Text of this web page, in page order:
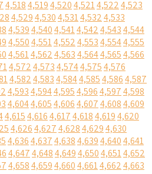
4,5184,5194,5204,5214,5224,523
4,5294,5304,5314,5324,533
4,5394,5404,5414,5424,5434,544
4,5504,5514,5524,5534,5544,555
4,5614,5624,5634,5644,5654,566
4,5724,5734,5744,5754,576
4,5824,5834,5844,5854,5864,587
4,5934,5944,5954,5964,5974,598
4,6044,6054,6064,6074,6084,609
4,6154,6164,6174,6184,6194,620
4,6264,6274,6284,6294,630
4,6364,6374,6384,6394,6404,641
4,6474,6484,6494,6504,6514,652
4,6584,6594,6604,6614,6624,663